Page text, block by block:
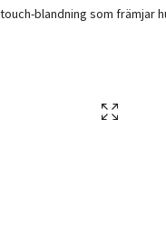
touch-blandning som